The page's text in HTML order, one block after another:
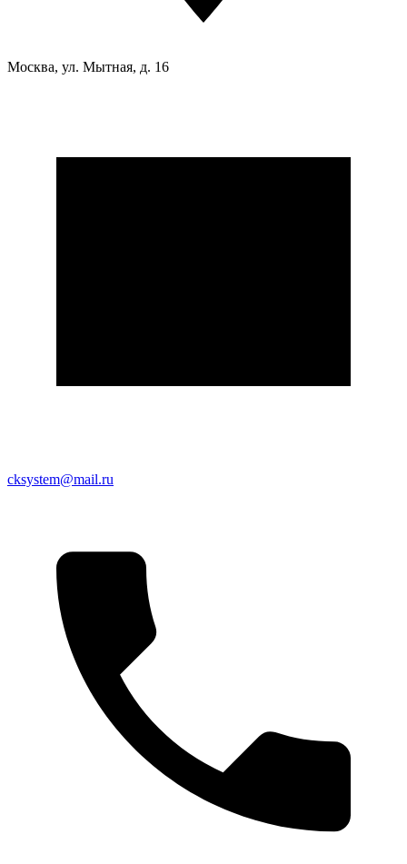
Москва, ул. Мытная, д. 16
cksystem@mail.ru